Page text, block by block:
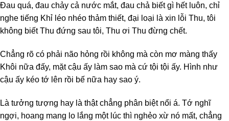
Đau quá, đau chảy cả nước mắt, đau chả biết gì hết luôn, chỉ
nghe tiếng Khỉ léo nhéo thảm thiết, đại loại là xin lỗi Thu, tôi
không biết Thu đứng sau tôi, Thu ơi Thu đừng chết.
Chẳng rõ có phải não hỏng rồi không mà còn mơ màng thấy
Khôi nữa đấy, mặt cậu ấy làm sao mà cứ tội tội ấy. Hình như
cậu ấy kéo tớ lên rồi bế nữa hay sao ý.
Là tưởng tượng hay là thật chẳng phân biệt nổi á. Tớ nghĩ
ngợi, hoang mang lo lắng một lúc thì nghẻo xừ nó mất, chẳng